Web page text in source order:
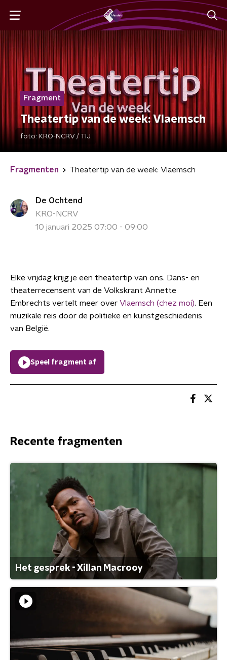
Fragment
Theatertip van de week: Vlaemsch
foto: KRO-NCRV / TIJ
Fragmenten Theatertip van de week: Vlaemsch
De Ochtend
KRO-NCRV
10 januari 2025 07:00 - 09:00
Elke vrijdag krijg je een theatertip van ons. Dans- en
theaterrecensent van de Volkskrant Annette
Embrechts vertelt meer over Vlaemsch (chez moi). Een
muzikale reis door de politieke en kunstgeschiedenis
van België.
Speel fragment af
Recente fragmenten
Het gesprek - Xillan Macrooy